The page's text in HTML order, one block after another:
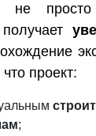
не просто
проект:
;